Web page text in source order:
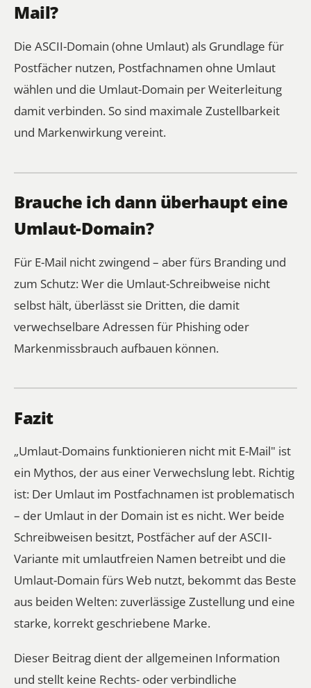
Mail?
Die ASCII-Domain (ohne Umlaut) als Grundlage für
Postfächer nutzen, Postfachnamen ohne Umlaut
wählen und die Umlaut-Domain per Weiterleitung
damit verbinden. So sind maximale Zustellbarkeit
und Markenwirkung vereint.
Brauche ich dann überhaupt eine
Umlaut-Domain?
Für E-Mail nicht zwingend – aber fürs Branding und
zum Schutz: Wer die Umlaut-Schreibweise nicht
selbst hält, überlässt sie Dritten, die damit
verwechselbare Adressen für Phishing oder
Markenmissbrauch aufbauen können.
Fazit
„Umlaut-Domains funktionieren nicht mit E-Mail" ist
ein Mythos, der aus einer Verwechslung lebt. Richtig
ist: Der Umlaut im Postfachnamen ist problematisch
– der Umlaut in der Domain ist es nicht. Wer beide
Schreibweisen besitzt, Postfächer auf der ASCII-
Variante mit umlautfreien Namen betreibt und die
Umlaut-Domain fürs Web nutzt, bekommt das Beste
aus beiden Welten: zuverlässige Zustellung und eine
starke, korrekt geschriebene Marke.
Dieser Beitrag dient der allgemeinen Information
und stellt keine Rechts- oder verbindliche